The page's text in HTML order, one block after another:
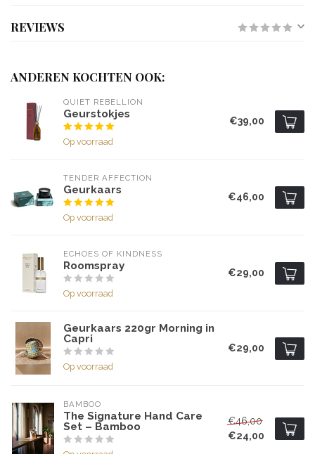
REVIEWS
ANDEREN KOCHTEN OOK:
QUIET REBELLION
Geurstokjes
Op voorraad
€39,00
TENDER AFFECTION
Geurkaars
Op voorraad
€46,00
ECHOES OF KINDNESS
Roomspray
Op voorraad
€29,00
Geurkaars 220gr Morning in
Capri
Op voorraad
€29,00
BAMBOO
The Signature Hand Care
Set – Bamboo
€46,00
€24,00